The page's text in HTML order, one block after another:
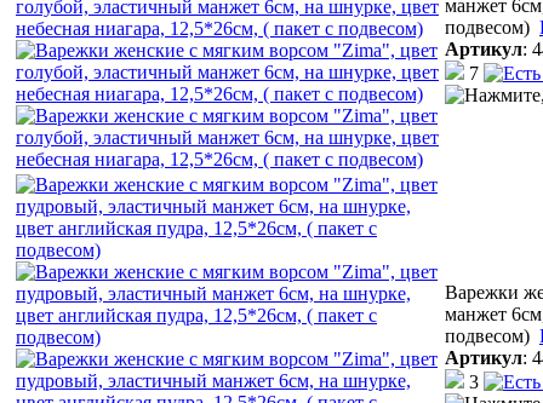
манжет
подвесом)
Артикул:
7
Варежки
манжет
подвесом)
Артикул:
3